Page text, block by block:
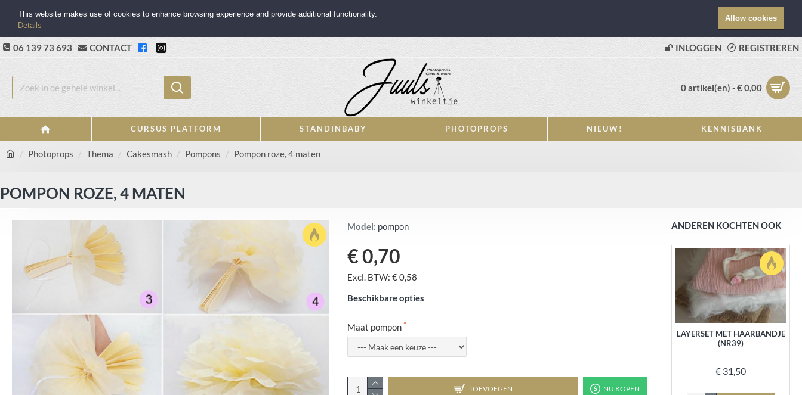
06 139 73 693 CONTACT INLOGGEN REGISTREREN
0 artikel(en) - € 0,00
CURSUS PLATFORM STANDINBABY PHOTOPROPS NIEUW! KENNISBANK
Photoprops Thema Cakesmash Pompons Pompon roze, 4 maten
POMPON ROZE, 4 MATEN
Model: pompon
€ 0,70
Excl. BTW: € 0,58
Beschikbare opties
Maat pompon
TOEVOEGEN NU KOPEN
ANDEREN KOCHTEN OOK
LAYERSET MET HAARBANDJE
(NR39)
€ 31,50
This website makes use of cookies to enhance browsing experience and provide additional functionality.
Details
Allow cookies